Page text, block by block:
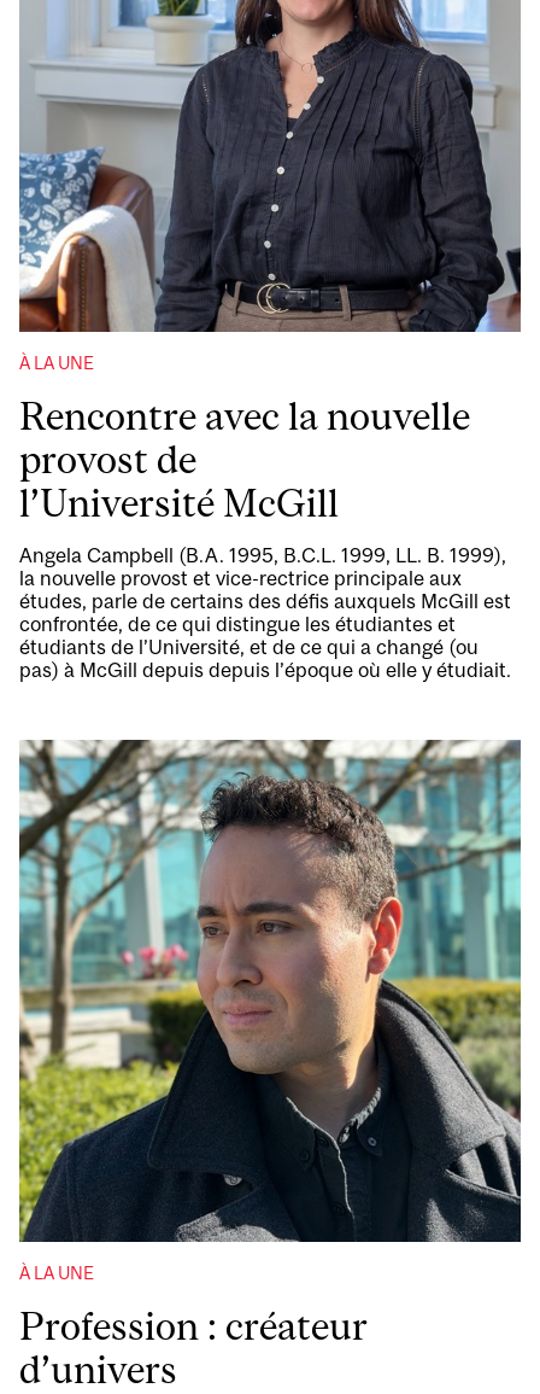
À LA UNE
Rencontre avec la nouvelle
provost de
l’Université McGill
Angela Campbell (B.A. 1995, B.C.L. 1999, LL. B. 1999),
la nouvelle provost et vice-rectrice principale aux
études, parle de certains des défis auxquels McGill est
confrontée, de ce qui distingue les étudiantes et
étudiants de l’Université, et de ce qui a changé (ou
pas) à McGill depuis depuis l’époque où elle y étudiait.
À LA UNE
Profession : créateur
d’univers